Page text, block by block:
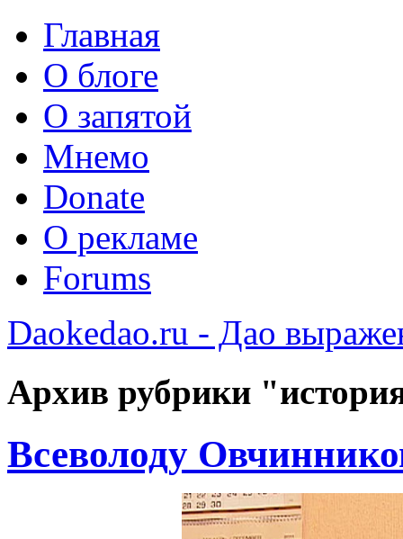
Главная
О блоге
О запятой
Мнемо
Donate
О рекламе
Forums
Daokedao.ru - Дао
Архив рубрики
Всеволоду